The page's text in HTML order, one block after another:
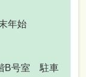
年始
B号室 駐車